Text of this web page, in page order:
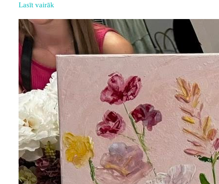
Lasīt vairāk